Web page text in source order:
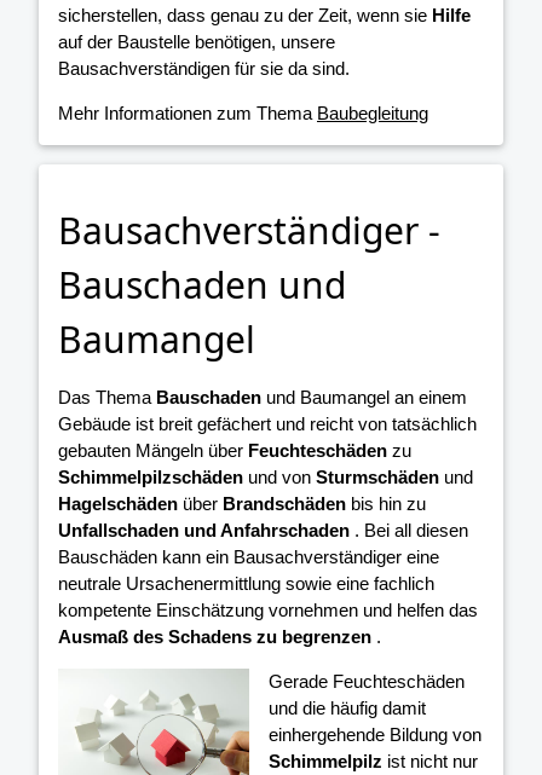
sicherstellen, dass genau zu der Zeit, wenn sie Hilfe
auf der Baustelle benötigen, unsere
Bausachverständigen für sie da sind.
Mehr Informationen zum Thema Baubegleitung
Bausachverständiger -
Bauschaden und
Baumangel
Das Thema Bauschaden und Baumangel an einem
Gebäude ist breit gefächert und reicht von tatsächlich
gebauten Mängeln über Feuchteschäden zu
Schimmelpilzschäden und von Sturmschäden und
Hagelschäden über Brandschäden bis hin zu
Unfallschaden und Anfahrschaden . Bei all diesen
Bauschäden kann ein Bausachverständiger eine
neutrale Ursachenermittlung sowie eine fachlich
kompetente Einschätzung vornehmen und helfen das
Ausmaß des Schadens zu begrenzen .
Gerade Feuchteschäden
und die häufig damit
einhergehende Bildung von
Schimmelpilz ist nicht nur